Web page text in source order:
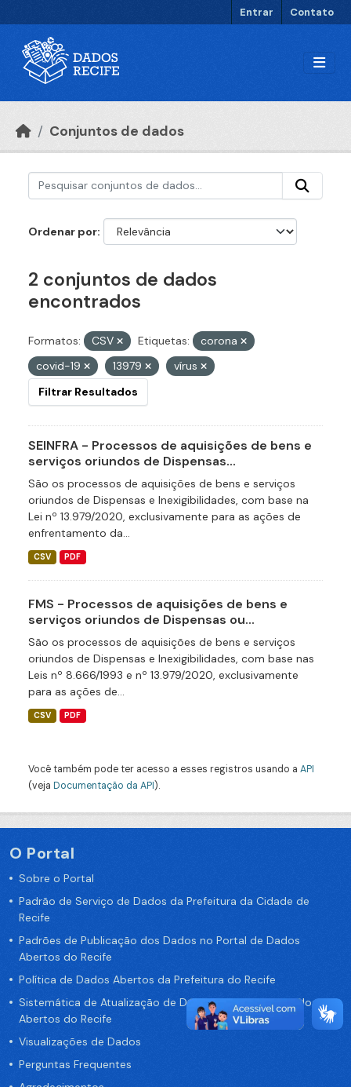
Entrar Contato
Conjuntos de dados
Ordenar por
2 conjuntos de dados
encontrados
Formatos: CSV Etiquetas:
corona
covid-19
13979
vírus
Filtrar Resultados
SEINFRA - Processos de aquisições de bens e
serviços oriundos de Dispensas...
São os processos de aquisições de bens e serviços
oriundos de Dispensas e Inexigibilidades, com base na
Lei nº 13.979/2020, exclusivamente para as ações de
enfrentamento da...
CSV PDF
FMS - Processos de aquisições de bens e
serviços oriundos de Dispensas ou...
São os processos de aquisições de bens e serviços
oriundos de Dispensas e Inexigibilidades, com base nas
Leis nº 8.666/1993 e nº 13.979/2020, exclusivamente
para as ações de...
CSV PDF
Você também pode ter acesso a esses registros usando a API
(veja Documentação da API).
O Portal
Sobre o Portal
Padrão de Serviço de Dados da Prefeitura da Cidade de
Recife
Padrões de Publicação dos Dados no Portal de Dados
Abertos do Recife
Política de Dados Abertos da Prefeitura do Recife
Sistemática de Atualização de Dados do Portal de Dados
Abertos do Recife
Visualizações de Dados
Perguntas Frequentes